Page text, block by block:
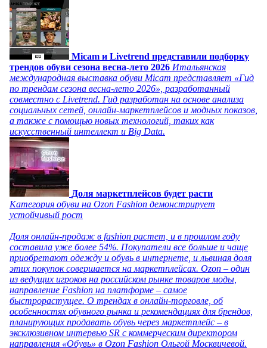
Micam и Livetrend представили подборку
трендов обуви сезона весна-лето 2026 Итальянская
международная выставка обуви Micam представляет «Гид
по трендам сезона весна-лето 2026», разработанный
совместно с Livetrend. Гид разработан на основе анализа
социальных сетей, онлайн-маркетплейсов и модных показов,
а также с помощью новых технологий, таких как
искусственный интеллект и Big Data.
Доля маркетплейсов будет расти
Категория обуви на Ozon Fashion демонстрирует
устойчивый рост
Доля онлайн-продаж в fashion растет, и в прошлом году
составила уже более 54%. Покупатели все больше и чаще
приобретают одежду и обувь в интернете, и львиная доля
этих покупок совершается на маркетплейсах. Ozon – один
из ведущих игроков на российском рынке товаров моды,
направление Fashion на платформе – самое
быстрорастущее. О трендах в онлайн-торговле, об
особенностях обувного рынка и рекомендациях для брендов,
планирующих продавать обувь через маркетплейс – в
эксклюзивном интервью SR с коммерческим директором
направления «Обувь» в Ozon Fashion Ольгой Москвичевой.